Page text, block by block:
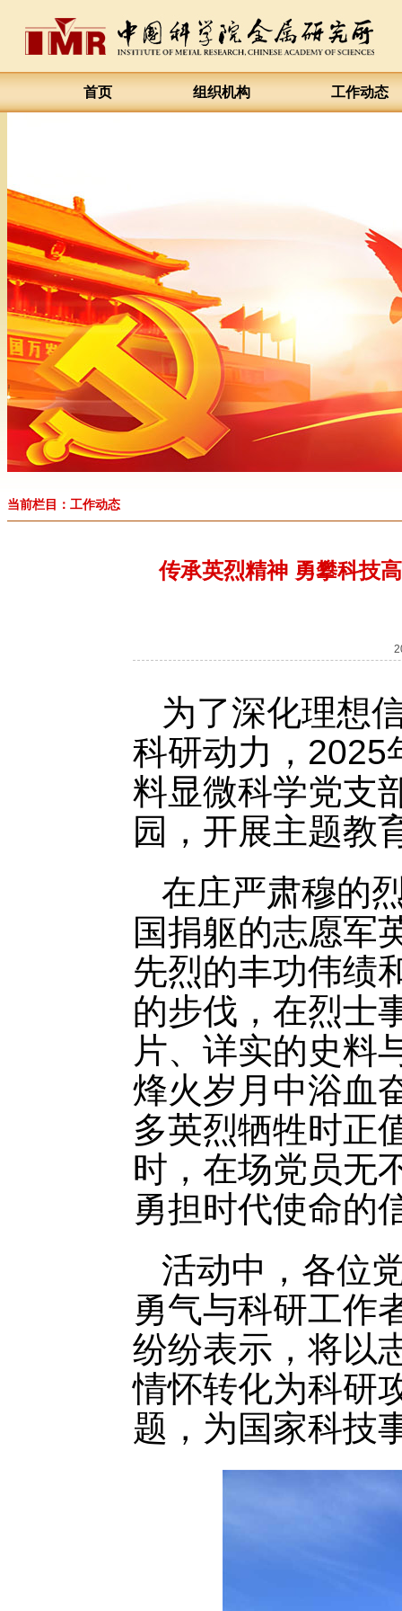
首页 组织机构 工作动态
当前栏目：工作动态
传承英烈精神 勇攀科技
为了深化理想
科研动力，2025
料显微科学党支
园，开展主题教
在庄严肃穆的
国捐躯的志愿军
先烈的丰功伟绩
的步伐，在烈士
片、详实的史料
烽火岁月中浴血
多英烈牺牲时正
时，在场党员无
勇担时代使命的
活动中，各位
勇气与科研工作
纷纷表示，将以
情怀转化为科研
题，为国家科技